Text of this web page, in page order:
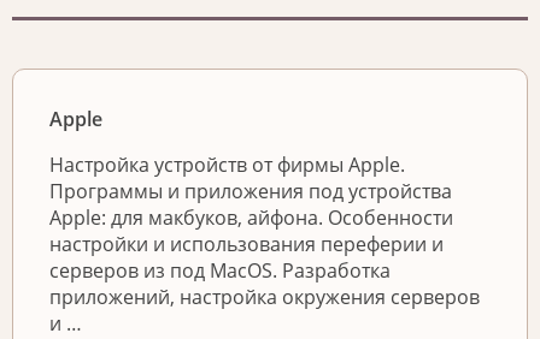
Apple
Настройка устройств от фирмы Apple.
Программы и приложения под устройства
Apple: для макбуков, айфона. Особенности
настройки и использования переферии и
серверов из под MacOS. Разработка
приложений, настройка окружения серверов
и …